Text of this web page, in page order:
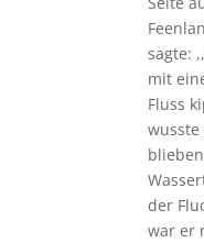
sagte:
mit
Fluss
der
war er